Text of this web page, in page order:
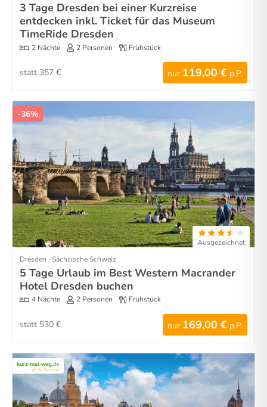
3 Tage Dresden bei einer Kurzreise
entdecken inkl. Ticket für das Museum
TimeRide Dresden
2 Nächte 2 Personen Frühstück
nur 119,00 € p.P.
statt 357 €
-36%
Ausgezeichnet
Dresden · Sächsische Schweiz
5 Tage Urlaub im Best Western Macrander
Hotel Dresden buchen
4 Nächte 2 Personen Frühstück
nur 169,00 € p.P.
statt 530 €